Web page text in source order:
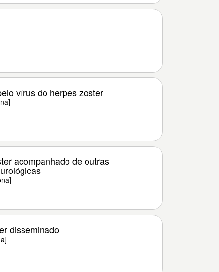
vírus do herpes zoster
acompanhado de outras
disseminado